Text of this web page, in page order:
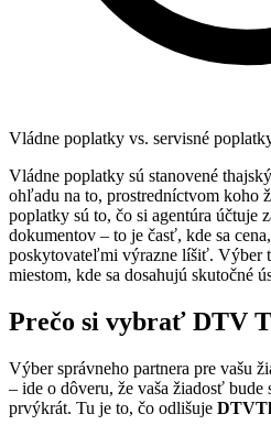
Vládne poplatky vs. servisné
Vládne poplatky sú stanovené
ohľadu na to, prostredníctvom koho
poplatky sú to, čo si agentúra účtuje
dokumentov – to je časť, kde sa
poskytovateľmi výrazne líšiť. Výber
miestom, kde sa dosahujú skutočné
Prečo si vybrať DTV
Výber správneho partnera pre vašu
– ide o dôveru, že vaša žiadosť bude
prvýkrát. Tu je to, čo odlišuje